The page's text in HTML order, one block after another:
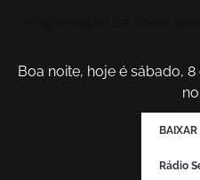
Boa noite, hoje é sábado,
Rádio